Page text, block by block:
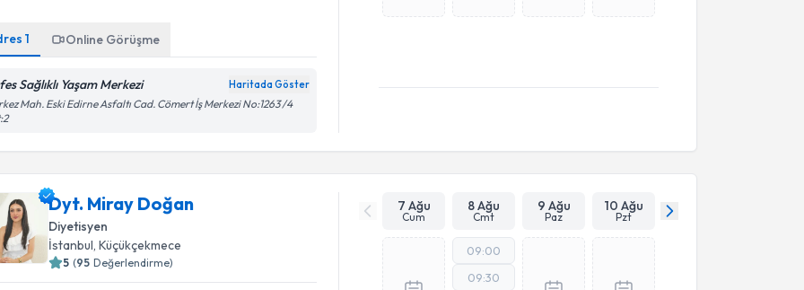
1 Online Görüşme
Sağlıklı Yaşam Merkezi Haritada Göster
Mah. Eski Edirne Asfaltı Cad. Cömert İş Merkezi No:1263 /4
Dyt. Miray Doğan
Diyetisyen
İstanbul, Küçükçekmece
5 (95 Değerlendirme)
7 Ağu
Cum
8 Ağu
Cmt
9 Ağu
Paz
10 Ağu
Pzt
09:00
09:30